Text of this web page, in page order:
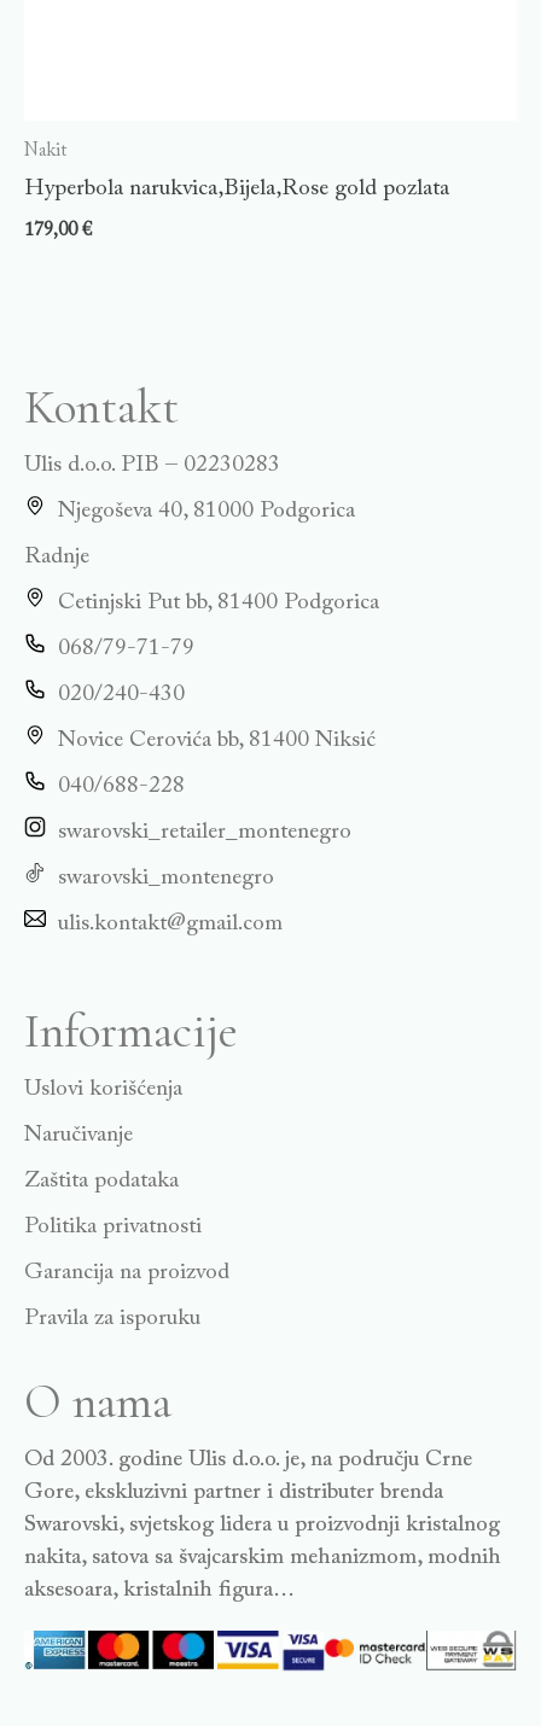
Nakit
Hyperbola narukvica,Bijela,Rose gold pozlata
179,00€
Kontakt
Ulis d.o.o. PIB – 02230283
Njegoševa 40, 81000 Podgorica
Radnje
Cetinjski Put bb, 81400 Podgorica
068/79-71-79
020/240-430
Novice Cerovića bb, 81400 Niksić
040/688-228
swarovski_retailer_montenegro
swarovski_montenegro
ulis.kontakt@gmail.com
Informacije
Uslovi korišćenja
Naručivanje
Zaštita podataka
Politika privatnosti
Garancija na proizvod
Pravila za isporuku
O nama
Od 2003. godine Ulis d.o.o. je, na području Crne
Gore, ekskluzivni partner i distributer brenda
Swarovski, svjetskog lidera u proizvodnji kristalnog
nakita, satova sa švajcarskim mehanizmom, modnih
aksesoara, kristalnih figura…